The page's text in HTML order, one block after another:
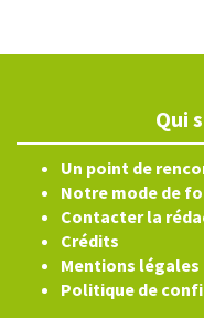
Qui
Un point de
Notre mode de
Contacter la
Crédits
Mentions légales
Politique de